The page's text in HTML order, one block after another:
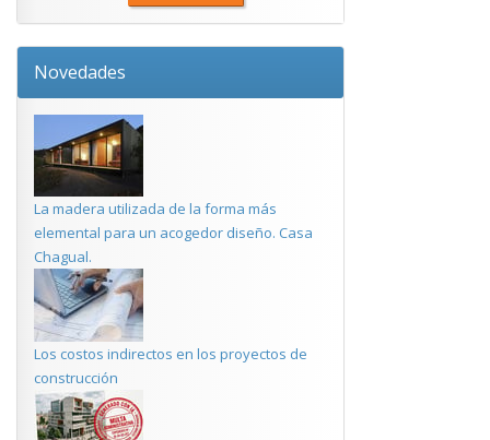
Novedades
La madera utilizada de la forma más
elemental para un acogedor diseño. Casa
Chagual.
Los costos indirectos en los proyectos de
construcción